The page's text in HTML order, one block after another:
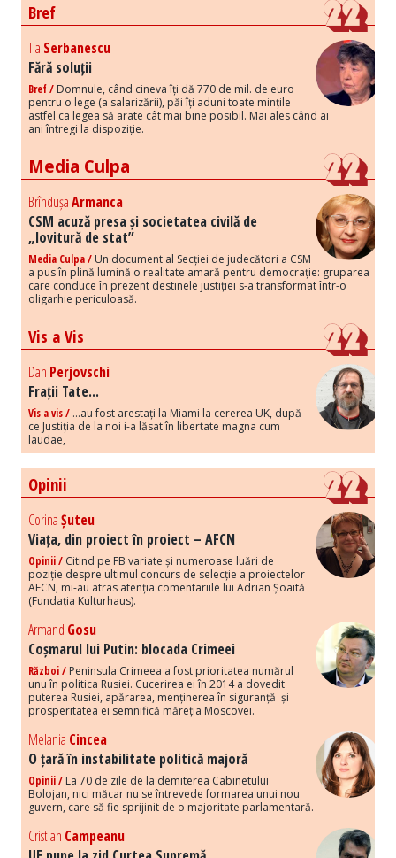
Bref
Tia Serbanescu
Fără soluții
Bref / Domnule, când cineva îți dă 770 de mil. de euro
pentru o lege (a salarizării), păi îți aduni toate mințile
astfel ca legea să arate cât mai bine posibil. Mai ales când ai
ani întregi la dispoziție.
Media Culpa
BrîndușaArmanca
CSM acuză presa și societatea civilă de
„lovitură de stat”
Media Culpa / Un document al Secției de judecători a CSM
a pus în plină lumină o realitate amară pentru democrație: gruparea
care conduce în prezent destinele justiției s-a transformat într-o
oligarhie periculoasă.
Vis a Vis
Dan Perjovschi
Frații Tate...
Vis a vis / ...au fost arestați la Miami la cererea UK, după
ce Justiția de la noi i-a lăsat în libertate magna cum
laudae,
Opinii
CorinaȘuteu
Viața, din proiect în proiect – AFCN
Opinii / Citind pe FB variate și numeroase luări de
poziție despre ultimul concurs de selecție a proiectelor
AFCN, mi-au atras atenția comentariile lui Adrian Șoaită
(Fundația Kulturhaus).
Armand Gosu
Coșmarul lui Putin: blocada Crimeei
Război / Peninsula Crimeea a fost prioritatea numărul
unu în politica Rusiei. Cucerirea ei în 2014 a dovedit
puterea Rusiei, apărarea, menținerea în siguranță și
prosperitatea ei semnifică măreția Moscovei.
Melania Cincea
O țară în instabilitate politică majoră
Opinii / La 70 de zile de la demiterea Cabinetului
Bolojan, nici măcar nu se întrevede formarea unui nou
guvern, care să fie sprijinit de o majoritate parlamentară.
Cristian Campeanu